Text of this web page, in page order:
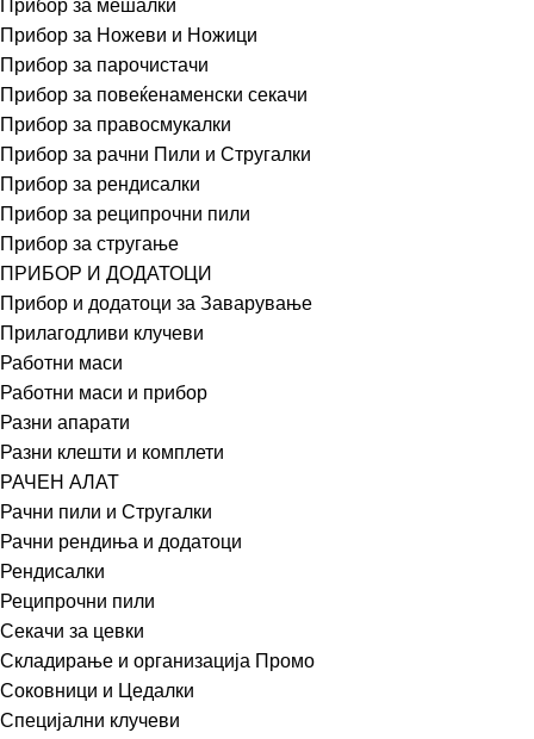
Прибор за мешалки
Прибор за Ножеви и Ножици
Прибор за парочистачи
Прибор за повеќенаменски секачи
Прибор за правосмукалки
Прибор за рачни Пили и Стругалки
Прибор за рендисалки
Прибор за реципрочни пили
Прибор за стругање
ПРИБОР И ДОДАТОЦИ
Прибор и додатоци за Заварување
Прилагодливи клучеви
Работни маси
Работни маси и прибор
Разни апарати
Разни клешти и комплети
РАЧЕН АЛАТ
Рачни пили и Стругалки
Рачни рендиња и додатоци
Рендисалки
Реципрочни пили
Секачи за цевки
Складирање и организација Промо
Соковници и Цедалки
Специјални клучеви